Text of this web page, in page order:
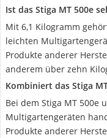
Ist das Stiga MT 500e
Mit 6,1 Kilogramm
leichten
Produkte anderer
anderem über zehn
Kombiniert das Stiga
Bei dem Stiga MT 500e
Multigartengeräten
Produkte anderer